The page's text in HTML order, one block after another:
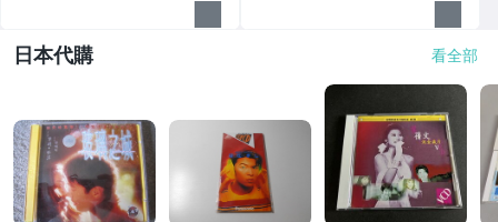
日本代購 看全部